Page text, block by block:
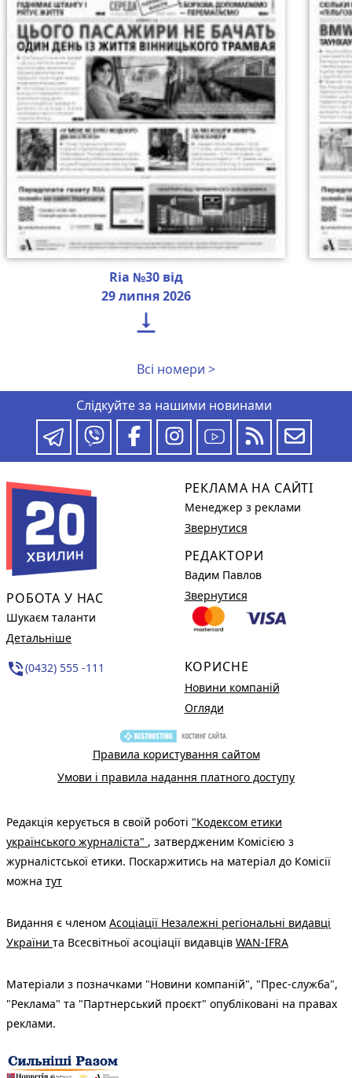
Ria №30 від
29 липня 2026

Всі номери >
Слідкуйте за нашими новинами
РОБОТА У НАС
Шукаєм таланти
Детальніше
phone_in_talk(0432) 555 -111
РЕКЛАМА НА САЙТІ
Менеджер з реклами
Звернутися
РЕДАКТОРИ
Вадим Павлов
Звернутися
КОРИСНЕ
Новини компаній
Огляди
Правила користування сайтом
Умови і правила надання платного доступу
Редакція керується в своїй роботі "Кодексом етики
українського журналіста" , затвердженим Комісією з
журналістської етики. Поскаржитись на матеріал до Комісії
можна тут
Видання є членом Асоціації Незалежні регіональні видавці
України та Всесвітньої асоціації видавців WAN-IFRA
Матеріали з позначками "Новини компаній", "Прес-служба",
"Реклама" та "Партнерський проєкт" опубліковані на правах
реклами.